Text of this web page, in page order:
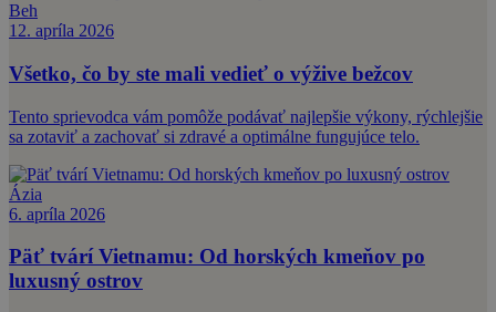
Beh
12. apríla 2026
Všetko, čo by ste mali vedieť o výžive bežcov
Tento sprievodca vám pomôže podávať najlepšie výkony, rýchlejšie
sa zotaviť a zachovať si zdravé a optimálne fungujúce telo.
Ázia
6. apríla 2026
Päť tvárí Vietnamu: Od horských kmeňov po
luxusný ostrov